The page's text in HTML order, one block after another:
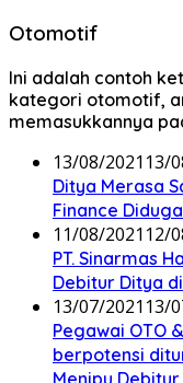
Otomotif
Ini adalah contoh
kategori otomotif,
memasukkannya
13/08/2021 13/
Ditya Merasa
Finance
11/08/2021 12/
PT. Sinarmas
Debitur Ditya
13/07/2021 13/
Pegawai OTO
berpotensi
Menipu Debitur